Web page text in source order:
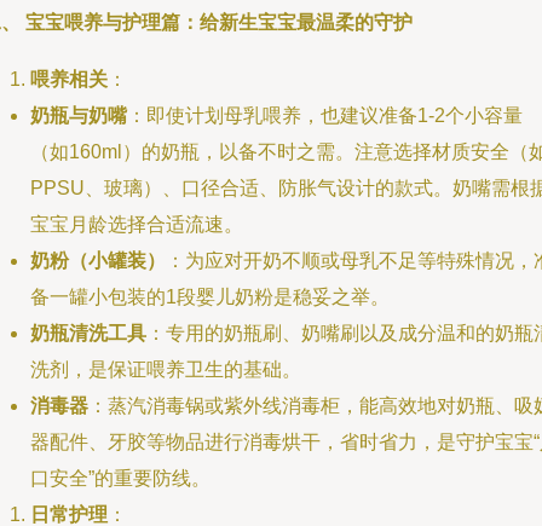
宝宝喂养与护理篇：给新生宝宝最温柔的守护
喂养相关 ：
奶瓶与奶嘴：即使计划母乳喂养，也建议准备1-2个小容量
（如160ml）的奶瓶，以备不时之需。注意选择材质安全（
PPSU、玻璃）、口径合适、防胀气设计的款式。奶嘴需根
宝宝月龄选择合适流速。
奶粉（小罐装）
：为应对开奶不顺或母乳不足等特殊情况，
备一罐小包装的1段婴儿奶粉是稳妥之举。
奶瓶清洗工具 ：专用的奶瓶刷、奶嘴刷以及成分温和的奶瓶
洗剂，是保证喂养卫生的基础。
消毒器 ：蒸汽消毒锅或紫外线消毒柜，能高效地对奶瓶、吸
器配件、牙胶等物品进行消毒烘干，省时省力，是守护宝宝
口安全”的重要防线。
日常护理 ：